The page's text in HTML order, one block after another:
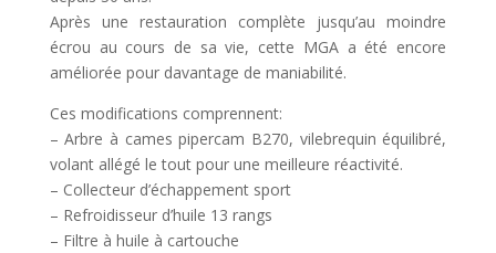
Après une restauration complète jusqu’au moindre
écrou au cours de sa vie, cette MGA a été encore
améliorée pour davantage de maniabilité.
Ces modifications comprennent:
– Arbre à cames pipercam B270, vilebrequin équilibré,
volant allégé le tout pour une meilleure réactivité.
– Collecteur d’échappement sport
– Refroidisseur d’huile 13 rangs
– Filtre à huile à cartouche